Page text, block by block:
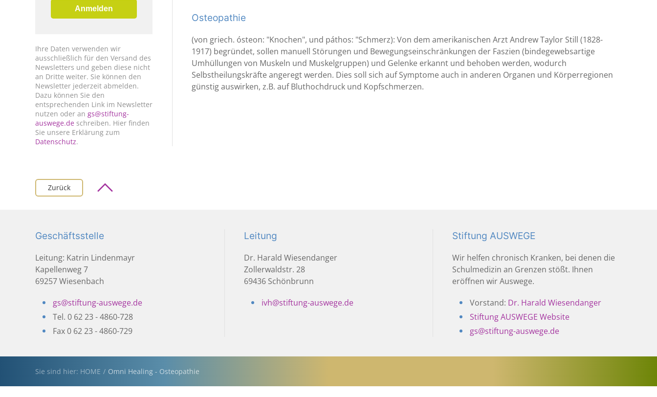
Osteopathie
(von griech. ósteon: "Knochen", und páthos: "Schmerz): Von dem amerikanischen Arzt Andrew Taylor Still (1828-
1917) begründet, sollen manuell Störungen und Bewegungseinschränkungen der Faszien (bindegewebsartige
Umhüllungen von Muskeln und Muskelgruppen) und Gelenke erkannt und behoben werden, wodurch
Selbstheilungskräfte angeregt werden. Dies soll sich auf Symptome auch in anderen Organen und Körperregionen
günstig auswirken, z.B. auf Bluthochdruck und Kopfschmerzen.
Anmelden
Ihre Daten verwenden wir
ausschließlich für den Versand des
Newsletters und geben diese nicht
an Dritte weiter. Sie können den
Newsletter jederzeit abmelden.
Dazu können Sie den
entsprechenden Link im Newsletter
nutzen oder an gs@stiftung-
auswege.de schreiben. Hier finden
Sie unsere Erklärung zum
Datenschutz.
Zurück
Geschäftsstelle
Leitung: Katrin Lindenmayr
Kapellenweg 7
69257 Wiesenbach
gs@stiftung-auswege.de
Tel. 0 62 23 - 4860-728
Fax 0 62 23 - 4860-729
Leitung
Dr. Harald Wiesendanger
Zollerwaldstr. 28
69436 Schönbrunn
ivh@stiftung-auswege.de
Stiftung AUSWEGE
Wir helfen chronisch Kranken, bei denen die
Schulmedizin an Grenzen stößt. Ihnen
eröffnen wir Auswege.
Vorstand: Dr. Harald Wiesendanger
Stiftung AUSWEGE Website
gs@stiftung-auswege.de
Sie sind hier: HOME Omni Healing - Osteopathie